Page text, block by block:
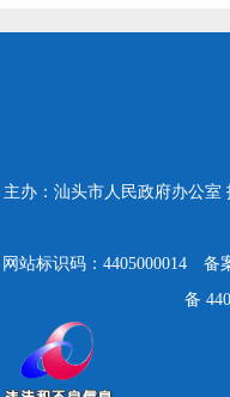
主办：汕头市人民政府办公室
网站标识码：4405000014
备
备